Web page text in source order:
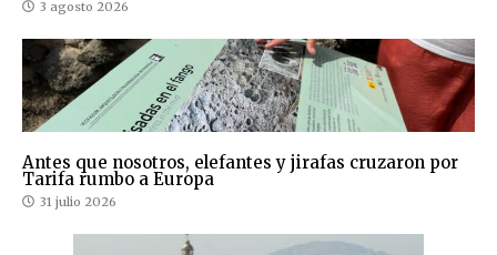
3 agosto 2026
Antes que nosotros, elefantes y jirafas cruzaron por
Tarifa rumbo a Europa
31 julio 2026